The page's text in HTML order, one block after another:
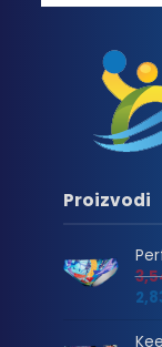
Proizvodi